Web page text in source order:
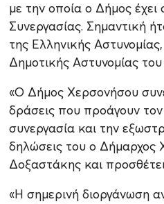
με την οποία ο Δήμος έχει
Συνεργασίας. Σημαντική
της Ελληνικής
Δημοτικής Αστυνομίας
«Ο Δήμος Χερσονήσου
δράσεις που προάγουν
συνεργασία και την
δηλώσεις του ο Δήμαρχος
Δοξαστάκης και
«Η σημερινή διοργάνωση